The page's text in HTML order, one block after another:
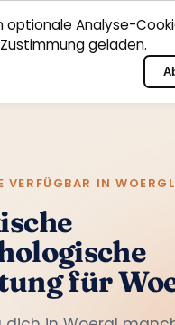
Fachbereiche
Deutsch
VERFÜGBAR IN WOERGL
für
optionale Analyse-
geladen.